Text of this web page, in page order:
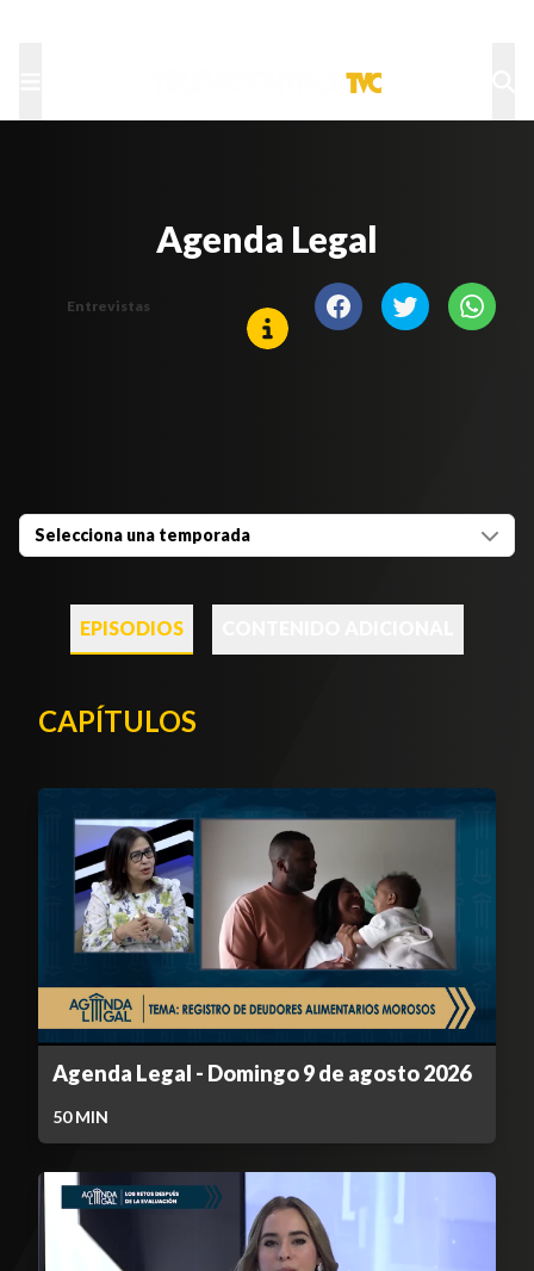
Entrevistas
Agenda Legal
Selecciona una temporada
EPISODIOS
CAPÍTULOS
Agenda Legal - Domingo 9 de agosto 2026
50MIN